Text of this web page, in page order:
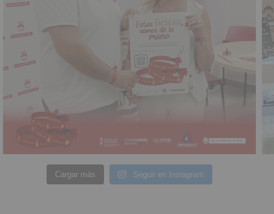
Cargar más Seguir en Instagram